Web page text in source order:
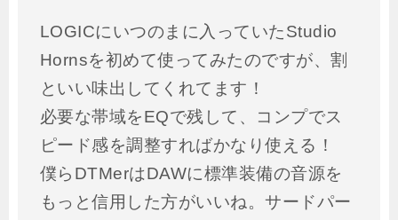
LOGICにいつのまに入っていたStudio
Hornsを初めて使ってみたのですが、割
といい味出してくれてます！
必要な帯域をEQで残して、コンプでス
ピード感を調整すればかなり使える！
僕らDTMerはDAWに標準装備の音源を
もっと信用した方がいいね。サードパー